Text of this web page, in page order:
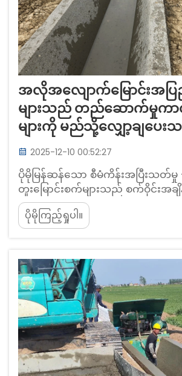
အလိုအလျောက်မြောင်းအပ
များသည် တည်ဆောက်မှုက
များကို မည်သို့လျှော့ချပေး
2025-12-10 00:52:27
ပိုမိုမြန်ဆန်သော စီမံကိန်းအပြီးသတ်
တူးမြောင်းစက်များသည် စက်ဝိုင်းအခ
အထိ မည်သို့လျှော့ချပေးသနည်း။
ပေးသော Extrusion နှင့် GPS ဖြင့်
Alignment တို့သည် ပြန်လုပ်ရန်လိုအ
စက်များသည် ဆက်တိုက်ထောက်ပံ့ပေ
extrusion နည်းပညာကို GPS လမ်း
ပေါင်းစပ်ထားပါသည်။
ပိုမိုကြည့်ရှုပါ။